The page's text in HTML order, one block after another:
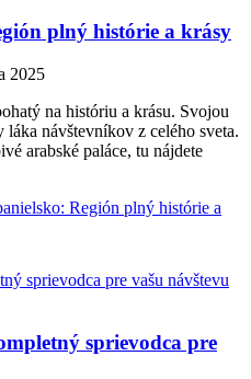
plný histórie a krásy
2025
na históriu a krásu. Svojou
návštevníkov z celého sveta.
arabské paláce, tu nájdete
Región plný histórie a
sprievodca pre